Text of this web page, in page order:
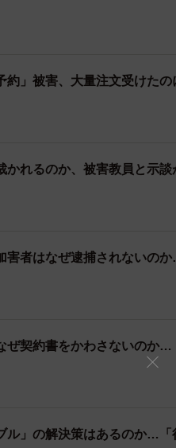
約」被害、大量注文受けた
れるのか、被害教員と示談
者はなぜ逮捕されないの
ぜ契約書をかわさないのか…
」の解決策はあるのか…「